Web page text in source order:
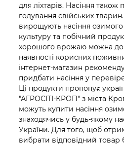
для ліхтарів. Насіння також
годування свійських
вирощують насіння
культуру та побічний
хорошого врожаю можна
наявності корисних
інтернет-магазин
придбати насіння у
Ці продукти пропонує
"АГРОСІТІ-КРОП" з міста
можуть купити насіння
знаходячись у будь-якому
України. Для того, щоб
вибрати відповідний